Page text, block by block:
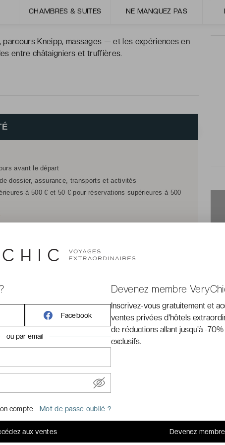
CHAMBRES & SUITES NE MANQUEZ PAS
Hema, terroir raffiné à Casa Mana, au fil des
Kneipp, massages — et les expériences en
entre châtaigniers et truffières.
dans le Piémont
aussi sûrement qu’une vigne au soleil. Entre les
du Monferrato, Hemanaire ***** célèbre l’art de
est pensé pour que le souffle retrouve sa juste
avant le départ
dossier, assurance, transports et activités
à 500 € et 50 € pour réservations supérieures à 500
Facebook
ou par email
compte Mot de passe oublié ?
aux ventes
Devenez membre
Inscrivez-vous gratuitement et
ventes privées d'hôtels
de réductions allant jusqu'à -
exclusifs.
Devenez membre